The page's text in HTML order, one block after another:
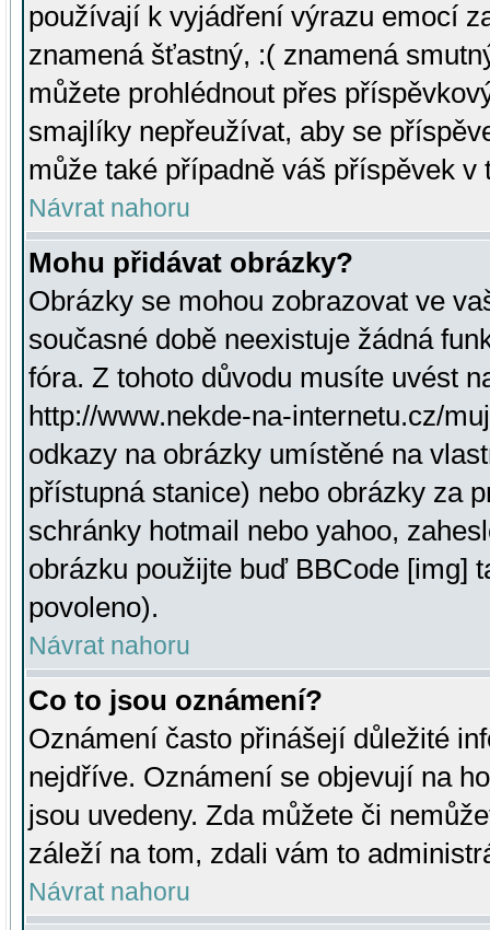
používají k vyjádření výrazu emocí
znamená šťastný, :( znamená
můžete prohlédnout přes
smajlíky nepřeužívat, aby se
může také případně váš příspěvek v
Návrat nahoru
Mohu přidávat obrázky?
Obrázky se mohou zobrazovat ve
současné době neexistuje žádná
fóra. Z tohoto důvodu musíte uvést
http://www.nekde-na-internetu.cz/
odkazy na obrázky umístěné na
přístupná stanice) nebo obrázky za
schránky hotmail nebo yahoo,
obrázku použijte buď BBCode [img]
povoleno).
Návrat nahoru
Co to jsou oznámení?
Oznámení často přinášejí důležité
nejdříve. Oznámení se objevují na
jsou uvedeny. Zda můžete či
záleží na tom, zdali vám to
Návrat nahoru